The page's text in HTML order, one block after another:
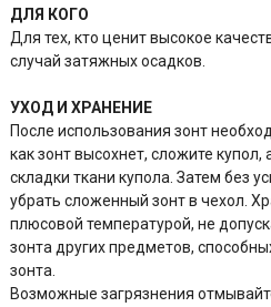
ДЛЯ КОГО
Для тех, кто ценит высокое
случай затяжных осадков.
УХОД И ХРАНЕНИЕ
После использования зонт
как зонт высохнет, сложите купол,
складки ткани купола. Затем без
убрать сложенный зонт в чехол.
плюсовой температурой, не
зонта других предметов,
зонта.
Возможные загрязнения